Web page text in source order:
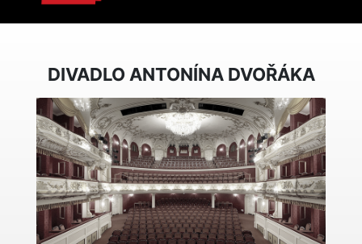
DIVADLO ANTONÍNA DVOŘÁKA